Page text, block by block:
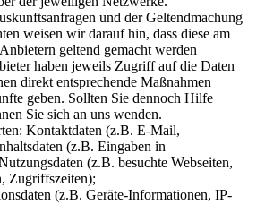
und der Geltendmachung
weisen wir darauf hin, dass diese am
geltend gemacht werden
haben jeweils Zugriff auf die Daten
direkt entsprechende Maßnahmen
geben. Sollten Sie dennoch Hilfe
Sie sich an uns wenden.
Kontaktdaten (z.B. E-Mail,
(z.B. Eingaben in
(z.B. besuchte Webseiten,
Zugriffszeiten);
(z.B. Geräte-Informationen, IP-